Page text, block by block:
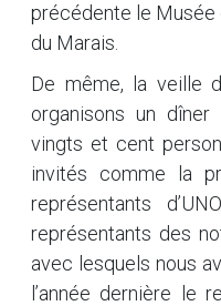
précédente le Musée
du Marais.
De même, la veille
organisons un
vingts et cent
invités comme la
représentants
représentants des
avec lesquels nous
l’année dernière le